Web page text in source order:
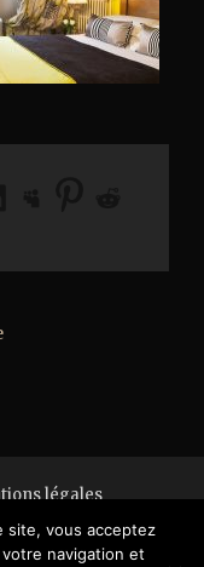
légales
site, vous acceptez
navigation et